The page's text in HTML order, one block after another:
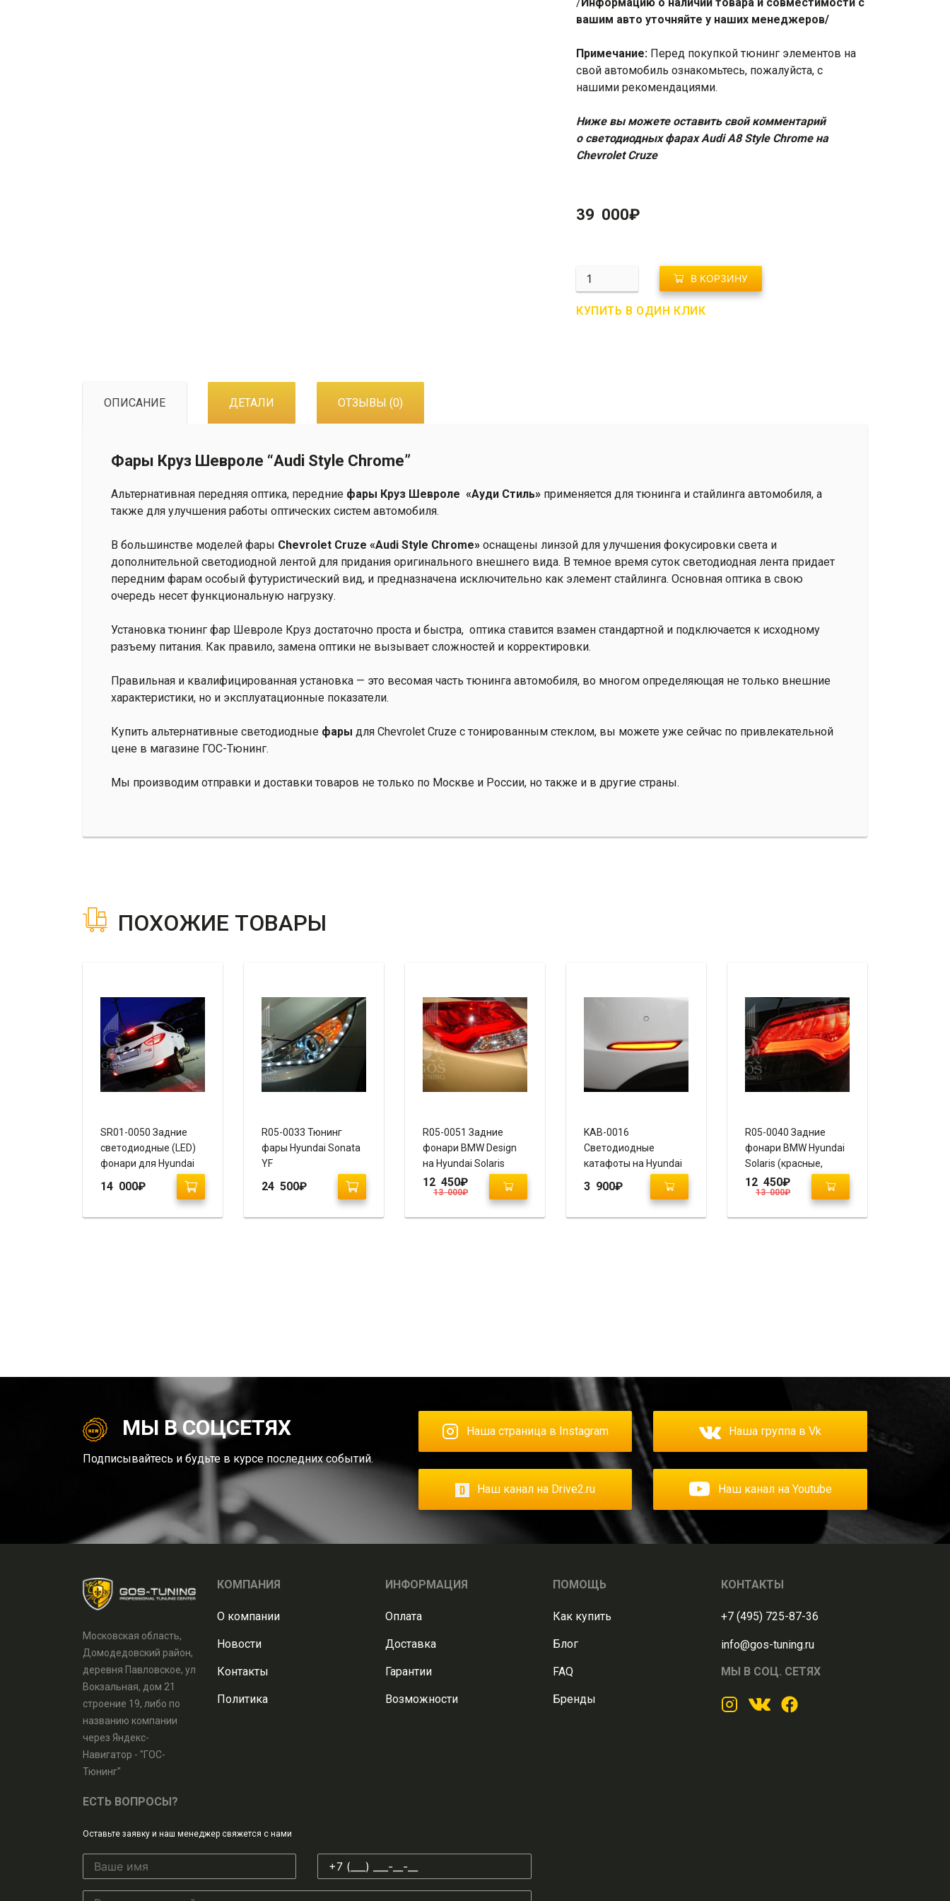
вашим авто уточняйте у наших менеджеров/
Примечание:Перед покупкой тюнинг элементов на
свой автомобиль ознакомьтесь, пожалуйста, с
нашими рекомендациями.
Ниже вы можете оставить свой комментарий
о светодиодных фарах Audi A8 Style Chrome на
Chevrolet Cruze
39 000₽
Количество
R05-
0027
В КОРЗИНУ
КУПИТЬ В ОДИН КЛИК
ОПИСАНИЕ ДЕТАЛИ ОТЗЫВЫ (0)
Фары Круз Шевроле “Audi Style Chrome”
Альтернативная передняя оптика, передние фары Круз Шевроле «Ауди Стиль» применяется для тюнинга и стайлинга автомобиля, а
также для улучшения работы оптических систем автомобиля.
В большинстве моделей фары Chevrolet Cruze «Audi Style Chrome» оснащены линзой для улучшения фокусировки света и
дополнительной светодиодной лентой для придания оригинального внешнего вида. В темное время суток светодиодная лента придает
передним фарам особый футуристический вид, и предназначена исключительно как элемент стайлинга. Основная оптика в свою
очередь несет функциональную нагрузку.
Установка тюнинг фар Шевроле Круз достаточно проста и быстра, оптика ставится взамен стандартной и подключается к исходному
разъему питания. Как правило, замена оптики не вызывает сложностей и корректировки.
Правильная и квалифицированная установка — это весомая часть тюнинга автомобиля, во многом определяющая не только внешние
характеристики, но и эксплуатационные показатели.
Купить альтернативные светодиодные фары для Chevrolet Cruze с тонированным стеклом, вы можете уже сейчас по привлекательной
цене в магазине ГОС-Тюнинг.
Мы производим отправки и доставки товаров не только по Москве и России, но также и в другие страны.
ПОХОЖИЕ ТОВАРЫ
SR01-0050 Задние
светодиодные (LED)
фонари для Hyundai
14 000₽
R05-0033 Тюнинг
фары Hyundai Sonata
YF
24 500₽
R05-0051 Задние
фонари BMW Design
на Hyundai Solaris
(красные
прозрачные)
13 000₽
12 450₽
KAB-0016
Светодиодные
катафоты на Hyundai
Elantra / Avante MD
3 900₽
R05-0040 Задние
фонари BMW Hyundai
Solaris (красные,
тонированные)
13 000₽
12 450₽
МЫ В СОЦСЕТЯХ
Подписывайтесь и будьте в курсе последних событий.
Наша страница в Instagram Наша группа в Vk
Наш канал на Drive2.ru Наш канал на Youtube
Московская область,
Домодедовский район,
деревня Павловское, ул
Вокзальная, дом 21
строение 19, либо по
названию компании
через Яндекс-
Навигатор - "ГОС-
Тюнинг"
КОМПАНИЯ
О компании
Новости
Контакты
Политика
ИНФОРМАЦИЯ
Оплата
Доставка
Гарантии
Возможности
ПОМОЩЬ
Как купить
Блог
FAQ
Бренды
КОНТАКТЫ
+7 (495) 725-87-36
info@gos-tuning.ru
МЫ В СОЦ. СЕТЯХ
ЕСТЬ ВОПРОСЫ?
Оставьте заявку и наш менеджер свяжется с нами